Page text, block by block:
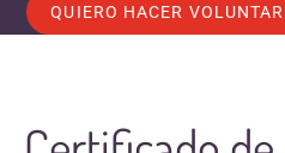
QUIERO HACER